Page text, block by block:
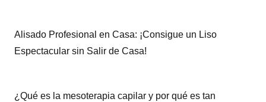
Alisado Profesional en Casa: ¡Consigue un Liso
Espectacular sin Salir de Casa!
¿Qué es la mesoterapia capilar y por qué es tan